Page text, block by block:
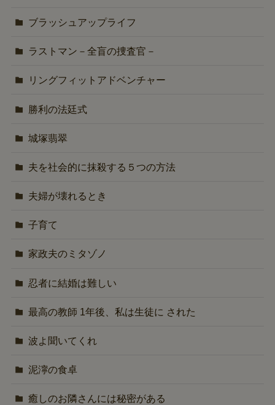
ブラッシュアップライフ
ラストマン－全盲の捜査官－
リングフィットアドベンチャー
勝利の法廷式
城塚翡翠
夫を社会的に抹殺する５つの方法
夫婦が壊れるとき
子育て
家政夫のミタゾノ
忍者に結婚は難しい
最高の教師 1年後、私は生徒に された
波よ聞いてくれ
泥濘の食卓
癒しのお隣さんには秘密がある